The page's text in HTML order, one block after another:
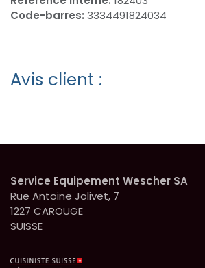
Code-barres: 3334491824034
Avis client :
Service Equipement Wescher SA
Rue Antoine Jolivet, 7
1227 CAROUGE
SUISSE